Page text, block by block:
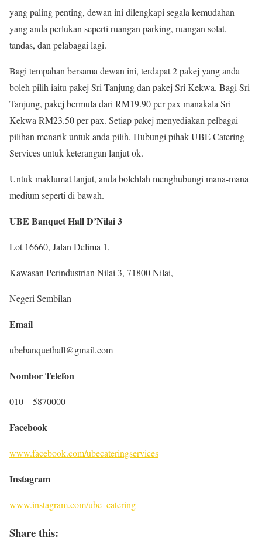
yang paling penting, dewan ini dilengkapi segala kemudahan
yang anda perlukan seperti ruangan parking, ruangan solat,
tandas, dan pelabagai lagi.
Bagi tempahan bersama dewan ini, terdapat 2 pakej yang anda
boleh pilih iaitu pakej Sri Tanjung dan pakej Sri Kekwa. Bagi Sri
Tanjung, pakej bermula dari RM19.90 per pax manakala Sri
Kekwa RM23.50 per pax. Setiap pakej menyediakan pelbagai
pilihan menarik untuk anda pilih. Hubungi pihak UBE Catering
Services untuk keterangan lanjut ok.
Untuk maklumat lanjut, anda bolehlah menghubungi mana-mana
medium seperti di bawah.
UBE Banquet Hall D’Nilai 3
Lot 16660, Jalan Delima 1,
Kawasan Perindustrian Nilai 3, 71800 Nilai,
Negeri Sembilan
Email
ubebanquethall@gmail.com
Nombor Telefon
010 – 5870000
Facebook
www.facebook.com/ubecateringservices
Instagram
www.instagram.com/ube_catering
Share this: